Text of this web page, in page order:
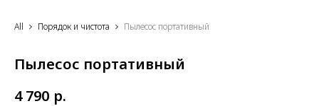
All Порядок и чистота Пылесос портативный
Пылесос портативный
4 790 р.